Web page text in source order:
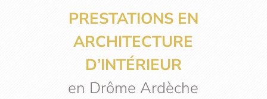
PRESTATIONS EN
ARCHITECTURE
D’INTÉRIEUR
en Drôme Ardèche